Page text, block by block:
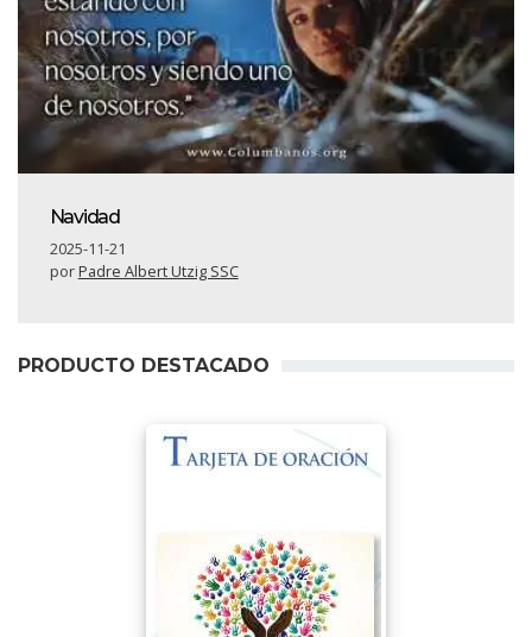
Navidad
2025-11-21
porPadre Albert Utzig SSC
PRODUCTO DESTACADO